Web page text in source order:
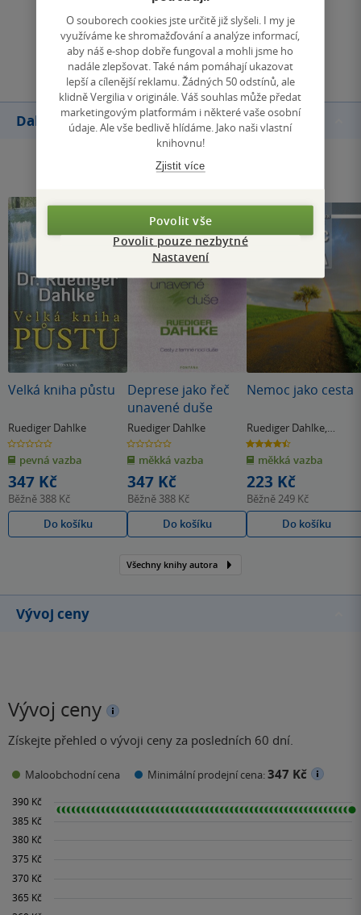
Zobrazit všechna hodnocení
Přidat hodnocení
Další knihy autora
Velká kniha půstu
Ruediger Dahlke
0.0
z
5
hvězdiček
pevná vazba
347 Kč
Běžně 388 Kč
Do košíku
Deprese jako řeč
unavené duše
Ruediger Dahlke
0.0
z
5
hvězdiček
měkká vazba
347 Kč
Běžně 388 Kč
Do košíku
Nemoc jako cesta
Ruediger Dahlke,
Thorwald Dethlefsen
4.5
z
5
hvězdiček
měkká vazba
223 Kč
Běžně249 Kč
Do košíku
Všechny knihy autora
Vývoj ceny
Vývoj ceny
Získejte přehled o vývoji ceny za posledních 60 dní.
Maloobchodní cena Minimální prodejní cena:347 Kč
O souborech cookies jste určitě již slyšeli. I my je
využíváme ke shromažďování a analýze informací,
aby náš e-shop dobře fungoval a mohli jsme ho
nadále zlepšovat. Také nám pomáhají ukazovat
lepší a cílenější reklamu. Žádných 50 odstínů, ale
klidně Vergilia v originále. Váš souhlas může předat
marketingovým platformám i některé vaše osobní
údaje. Ale vše bedlivě hlídáme. Jako naši vlastní
knihovnu!
Zjistit více
Povolit vše
Povolit pouze nezbytné
Nastavení